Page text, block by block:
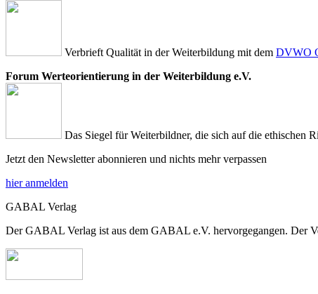
Verbrieft Qualität in der Weiterbildung mit dem DVWO
Forum Werteorientierung in der Weiterbildung e.V.
Das Siegel für Weiterbildner, die sich auf die ethischen
Jetzt den Newsletter abonnieren und nichts mehr verpassen
hier anmelden
GABAL Verlag
Der GABAL Verlag ist aus dem GABAL e.V. hervorgegangen. Der